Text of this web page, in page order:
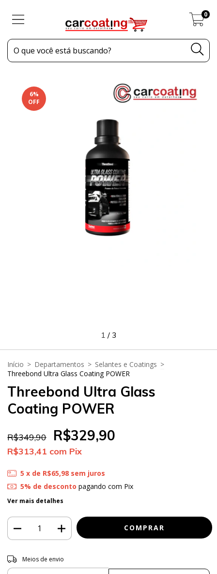
0
6%
OFF
1 / 3
Início > Departamentos > Selantes e Coatings >
Threebond Ultra Glass Coating POWER
Threebond Ultra Glass
Coating POWER
R$349,90 R$329,90
R$313,41 com Pix
5 x de R$65,98 sem juros
5% de desconto pagando com Pix
Ver mais detalhes
Entregas para o CEP:
Meios de envio